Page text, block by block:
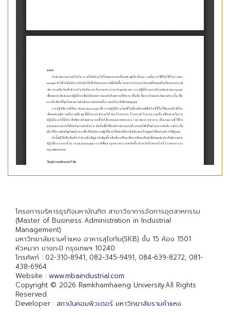
โครงการบริหารธุรกิจมหาบัณฑิต สาขาวิชาการจัดการอุตสาหกรรม
(Master of Business Administration in Industrial
Management)
มหาวิทยาลัยรามคำแหง อาคารสุโขทัย(SKB) ชั้น 15 ห้อง 1501
หัวหมาก บางกะปิ กรุงเทพฯ 10240
โทรศัพท์ : 02-310-8941, 082-345-9491, 084-639-8272, 081-
438-6964
Website : www.mbaindustrial.com
Copyright © 2026 Ramkhamhaeng University.All Rights
Reserved.
Developer : สถาบันคอมพิวเตอร์ มหาวิทยาลัยรามคำแหง